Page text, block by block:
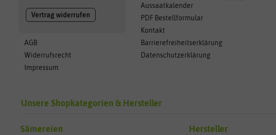
Vertrag widerrufen
AGB
Widerrufsrecht
Impressum
Aussaatkalender
PDF Bestellformular
Kontakt
Barrierefreiheitserklärung
Datenschutzerklärung
Unsere Shopkategorien & Hersteller
Sämereien Hersteller